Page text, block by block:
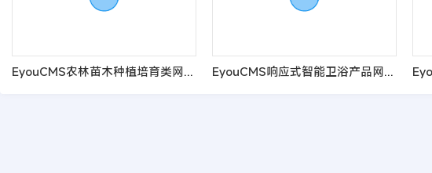
EyouCMS农林苗木种植培育类网站模板 EyouCMS响应式智能卫浴产品网站模板